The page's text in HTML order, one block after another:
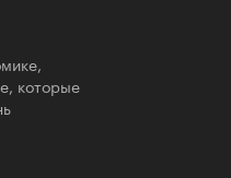
которые